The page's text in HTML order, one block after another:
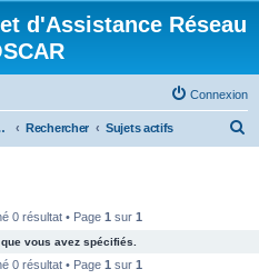
d'Assistance Réseau
Connexion
OSCAR Rechercher Sujets actifs
0 résultat • Page 1 sur 1
vous avez spécifiés.
0 résultat • Page 1 sur 1